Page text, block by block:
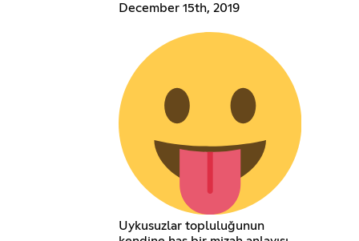
December 15th, 2019
Uykusuzlar topluluğunun